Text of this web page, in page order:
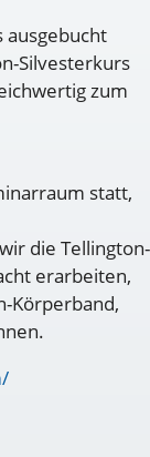
ausgebucht
Silvesterkurs
zum
statt,
die Tellington-
erarbeiten,
Körperband,